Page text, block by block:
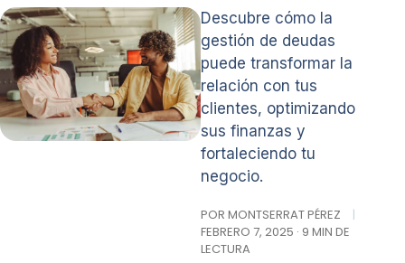
Descubre cómo la
gestión de deudas
puede transformar la
relación con tus
clientes, optimizando
sus finanzas y
fortaleciendo tu
negocio.
POR MONTSERRAT PÉREZ
|
FEBRERO 7, 2025 · 9 MIN DE
LECTURA